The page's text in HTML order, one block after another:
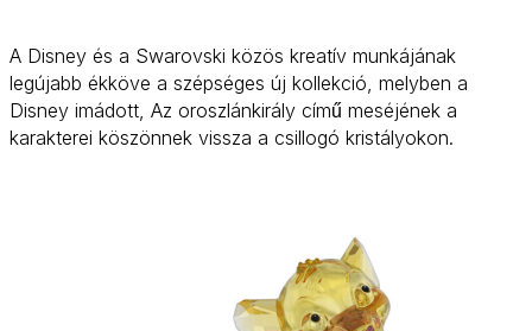
A Disney és a Swarovski közös kreatív munkájának
legújabb ékköve a szépséges új kollekció, melyben a
Disney imádott, Az oroszlánkirály című meséjének a
karakterei köszönnek vissza a csillogó kristályokon.